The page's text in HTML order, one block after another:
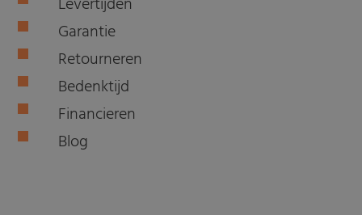
Garantie
Retourneren
Bedenktijd
Financieren
Blog